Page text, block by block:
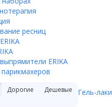
ресниц
ERIKA
Дорогие Дешевые Гель-лаки